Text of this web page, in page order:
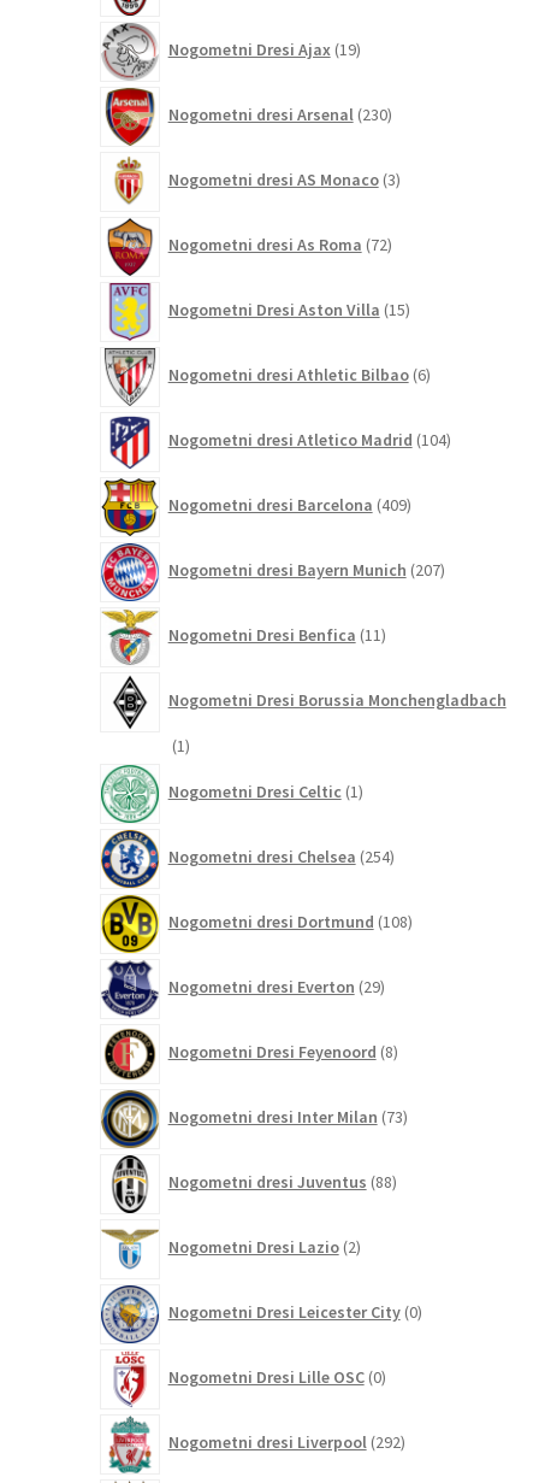
Nogometni Dresi Ajax 19izdelkov
Nogometni dresi Arsenal 230izdelkov
Nogometni dresi AS Monaco 3izdelki
Nogometni dresi As Roma 72izdelkov
Nogometni Dresi Aston Villa 15izdelkov
Nogometni dresi Athletic Bilbao 6izdelkov
Nogometni dresi Atletico Madrid 104izdelki
Nogometni dresi Barcelona 409izdelkov
Nogometni dresi Bayern Munich 207izdelkov
Nogometni Dresi Benfica 11izdelkov
Nogometni Dresi Borussia Monchengladbach
11
Nogometni Dresi Celtic 1izdelek
Nogometni dresi Chelsea 254izdelkov
Nogometni dresi Dortmund 108izdelkov
Nogometni dresi Everton 29izdelkov
Nogometni Dresi Feyenoord 8izdelkov
Nogometni dresi Inter Milan 73izdelkov
Nogometni dresi Juventus 88izdelkov
Nogometni Dresi Lazio 2izdelka
Nogometni Dresi Leicester City 0izdelkov
Nogometni Dresi Lille OSC 0izdelkov
Nogometni dresi Liverpool 292izdelkov